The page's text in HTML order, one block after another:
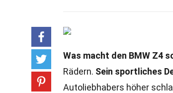
Was macht den BMW Z4
Rädern. Sein sportliches
Autoliebhabers höher